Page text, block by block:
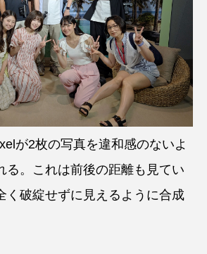
が2枚の写真を違和感のないよ
る。これは前後の距離も見てい
く破綻せずに見えるように合成